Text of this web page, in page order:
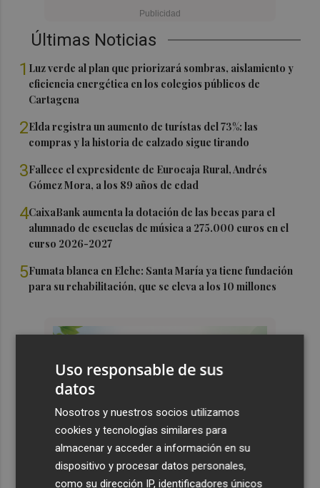
Últimas Noticias
1 Luz verde al plan que priorizará sombras, aislamiento y
eficiencia energética en los colegios públicos de
Cartagena
2Elda registra un aumento de turístas del 73%: las
compras y la historia de calzado sigue tirando
3Fallece el expresidente de Eurocaja Rural, Andrés
Gómez Mora, a los 89 años de edad
4CaixaBank aumenta la dotación de las becas para el
alumnado de escuelas de música a 275.000 euros en el
curso 2026-2027
5Fumata blanca en Elche: Santa María ya tiene fundación
para su rehabilitación, que se eleva a los 10 millones
Uso responsable de sus
datos
Nosotros y nuestros socios utilizamos
cookies y tecnologías similares para
almacenar y acceder a información en su
dispositivo y procesar datos personales,
como su dirección IP, identificadores únicos